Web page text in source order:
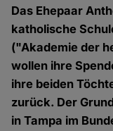
Das Ehepaar
katholische
("Akademie der
wollen ihre
ihre beiden
zurück. Der
in Tampa im